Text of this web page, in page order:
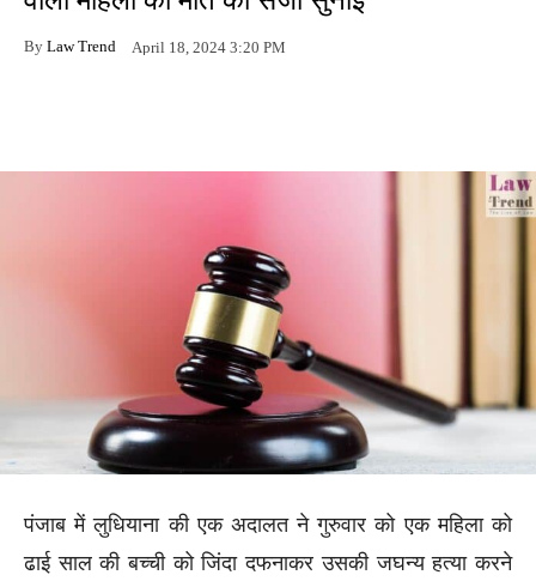
By Law Trend April 18, 2024 3:20 PM
पंजाब में लुधियाना की एक अदालत ने गुरुवार को एक महिला को
ढाई साल की बच्ची को जिंदा दफनाकर उसकी जघन्य हत्या करने